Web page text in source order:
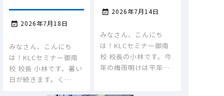
 2026年7月18日
みなさん、こんにち
は！KLCセミナー御南
校 校長 小林です。暑い
日が続きます。く…
 2026年7月14日
みなさん、こんにち
は！KLCセミナー御南
校 校長の小林です。今
年の梅雨明けは平年…